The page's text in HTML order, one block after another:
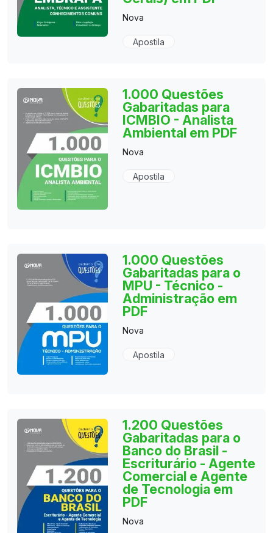
Nova
Apostila
1.000 Questões
Gabaritadas para
ICMBIO - Analista
Ambiental em PDF
Nova
Apostila
1.000 Questões
Gabaritadas para o
MPU - Técnico -
Administração em
PDF
Nova
Apostila
1.200 Questões
Gabaritadas para o
Banco do Brasil -
Escriturário - Agente
Comercial e Agente
de Tecnologia em
PDF
Nova